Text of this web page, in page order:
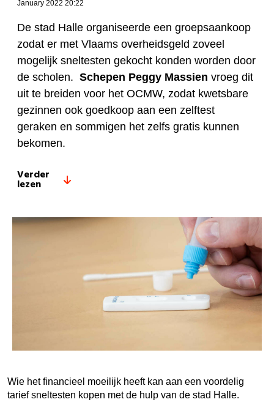
January 2022 20:22
De stad Halle organiseerde een groepsaankoop
zodat er met Vlaams overheidsgeld zoveel
mogelijk sneltesten gekocht konden worden door
de scholen. Schepen Peggy Massien vroeg dit
uit te breiden voor het OCMW, zodat kwetsbare
gezinnen ook goedkoop aan een zelftest
geraken en sommigen het zelfs gratis kunnen
bekomen.
Verder
lezen
Wie het financieel moeilijk heeft kan aan een voordelig
tarief sneltesten kopen met de hulp van de stad Halle.